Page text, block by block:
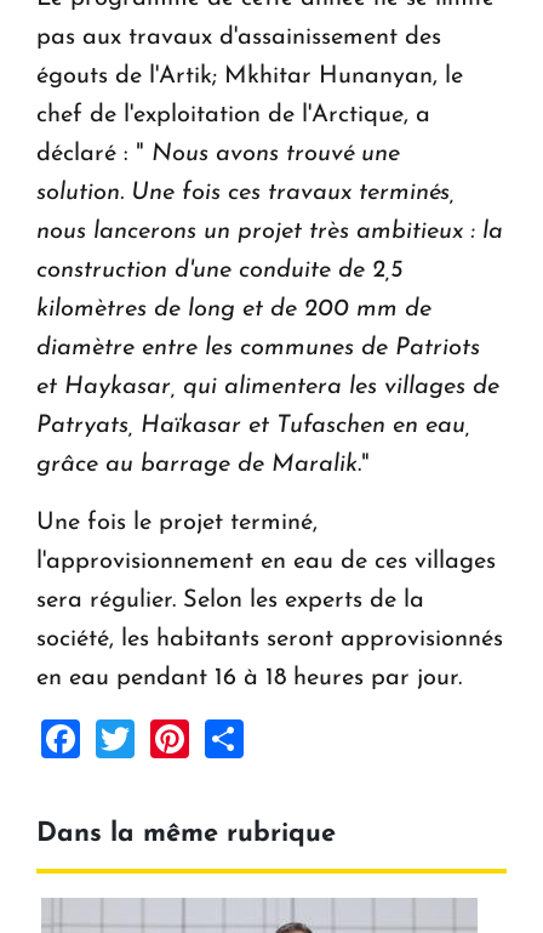
pas aux travaux d'assainissement des
égouts de l'Artik; Mkhitar Hunanyan, le
chef de l'exploitation de l'Arctique, a
déclaré : " Nous avons trouvé une
solution. Une fois ces travaux terminés,
nous lancerons un projet très ambitieux : la
construction d'une conduite de 2,5
kilomètres de long et de 200 mm de
diamètre entre les communes de Patriots
et Haykasar, qui alimentera les villages de
Patryats, Haïkasar et Tufaschen en eau,
grâce au barrage de Maralik."
Une fois le projet terminé,
l'approvisionnement en eau de ces villages
sera régulier. Selon les experts de la
société, les habitants seront approvisionnés
en eau pendant 16 à 18 heures par jour.
Facebook
TwitterPinterest
Dans la même rubrique